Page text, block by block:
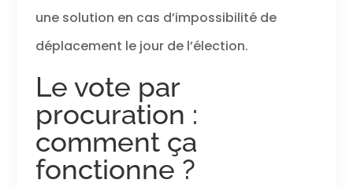
une solution en cas d’impossibilité de
déplacement le jour de l’élection.
Le vote par
procuration :
comment ça
fonctionne ?